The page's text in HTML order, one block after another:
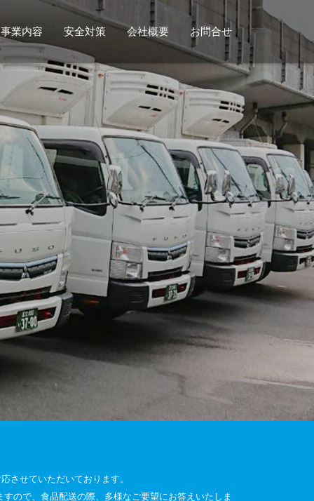
事業内容 安全対策 会社概要 お問合せ
させていただいております。
ので、食品配送の際、多様なご要望にお答えいたしま